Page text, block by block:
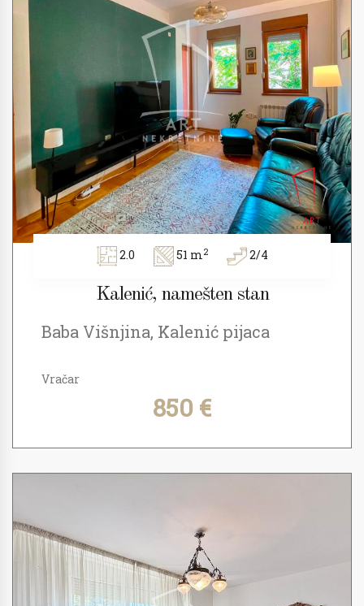
2.0 51 m2 2/4
Kalenić, namešten stan
Baba Višnjina, Kalenić pijaca
Vračar
850 €